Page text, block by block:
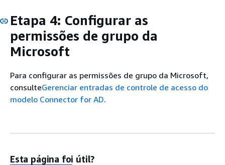
Etapa 4: Configurar as
permissões de grupo da
Microsoft
Para configurar as permissões de grupo da Microsoft,
consulteGerenciar entradas de controle de acesso do
modelo Connector for AD.
Esta página foi útil?